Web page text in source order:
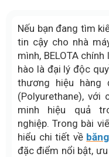
Nếu bạn đang tìm
tin cậy cho nhà
mình, BELOTA
hào là đại lý độc
thương hiệu
(Polyurethane),
minh hiệu quả
nghiệp. Trong bài
hiểu chi tiết về
đặc điểm nổi bật,